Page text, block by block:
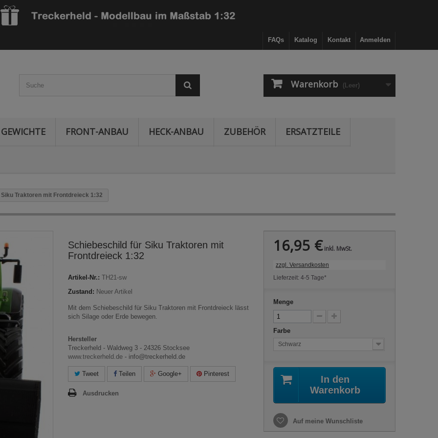
Anmelden
Kontakt
Katalog
FAQs
Warenkorb (Leer)
GEWICHTE FRONT-ANBAU HECK-ANBAU ZUBEHÖR ERSATZTEILE
Traktoren mit Frontdreieck 1:32
Schiebeschild für Siku Traktoren mit
Frontdreieck 1:32
Artikel-Nr.: TH21-sw
Zustand: Neuer Artikel
Mit dem Schiebeschild für Siku Traktoren mit Frontdreieck lässt
sich Silage oder Erde bewegen.
Hersteller
Treckerheld - Waldweg 3 - 24326 Stocksee
www.treckerheld.de - info@treckerheld.de
Tweet Teilen Google+ Pinterest
Ausdrucken
16,95 €inkl. MwSt.
zzgl. Versandkosten
Lieferzeit: 4-5 Tage*
Menge
Farbe
Schwarz
In den
Warenkorb
Auf meine Wunschliste